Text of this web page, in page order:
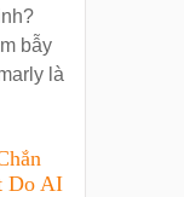
bẫy
là
Do AI